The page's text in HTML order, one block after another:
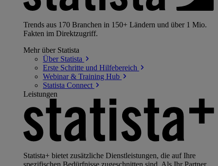
Trends aus 170 Branchen in 150+ Ländern und über 1 Mio.
Fakten im Direktzugriff.
Mehr über Statista
Über Statista
Erste Schritte und Hilfebereich
Webinar & Training Hub
Statista Connect
Leistungen
Statista+ bietet zusätzliche Dienstleistungen, die auf Ihre
spezifischen Bedürfnisse zugeschnitten sind. Als Ihr Partner